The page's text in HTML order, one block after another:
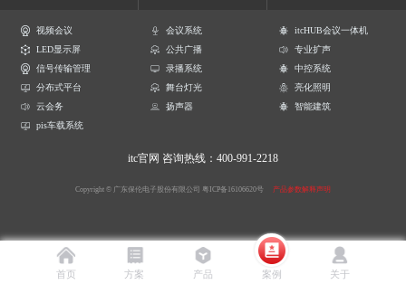
视频会议 会议系统
itcHUB会议一体机
LED显示屏
公共广播
专业扩声
信号传输管理
录播系统
中控系统
分布式平台
舞台灯光
亮化照明
云会务
扬声器
智能建筑
pis车载系统
itc官网 咨询热线：400-991-2218
Copyright © 广东保伦电子股份有限公司 粤ICP备16106620号 产品参数解释声明
首页 方案 产品 案例 关于